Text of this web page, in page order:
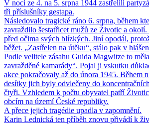
V noci ze 4. na 5. srpna 1944 zastřelili
tři příslušníky gestapa.
Následovalo tragické ráno 6. srpna, během
zavraždilo šestatřicet mužů ze Životic a
před očima svých blízkých. Jiní opodál,
běžet. „Zastřelen na útěku“, stálo pak v
Podle velitele zásahu Guida Magwitze to
zavražděné kamarády“. Pojal ji vskutku
akce pokračovaly až do února 1945. Během
desítky jich byly odvlečeny do
čtyři. Vzhledem k počtu obyvatel patří
obcím na území České republiky.
A přece jejich tragédie upadla v zapomnění.
Karin Lednická ten příběh znovu přivádí k